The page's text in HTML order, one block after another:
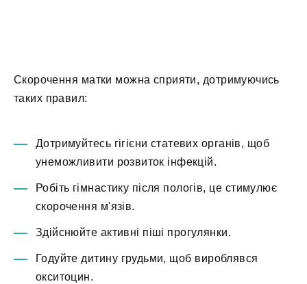
Скорочення матки можна сприяти, дотримуючись
таких правил:
Дотримуйтесь гігієни статевих органів, щоб
унеможливити розвиток інфекцій.
Робіть гімнастику після пологів, це стимулює
скорочення м'язів.
Здійснюйте активні піші прогулянки.
Годуйте дитину грудьми, щоб вироблявся
окситоцин.